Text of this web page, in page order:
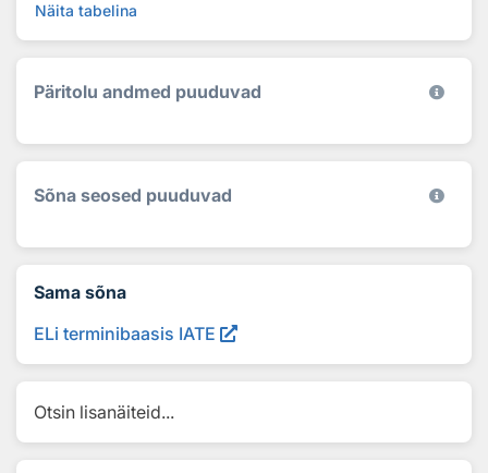
Näita tabelina
Päritolu andmed puuduvad
Sõna seosed puuduvad
Sama sõna
ELi terminibaasis IATE
Otsin lisanäiteid...